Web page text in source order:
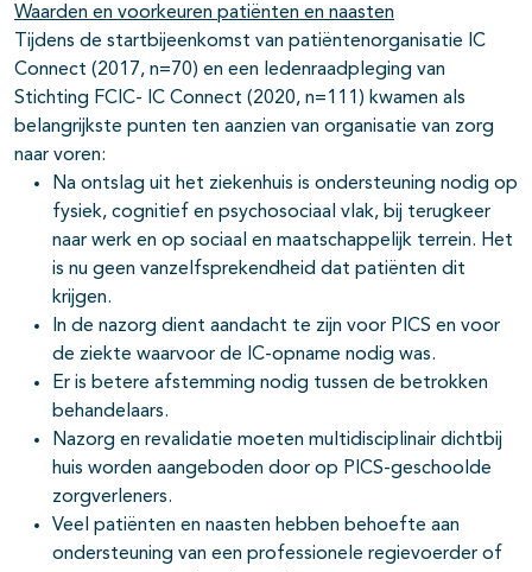
Waarden en voorkeuren patiënten en naasten
Tijdens de startbijeenkomst van patiëntenorganisatie IC
Connect (2017, n=70) en een ledenraadpleging van
Stichting FCIC- IC Connect (2020, n=111) kwamen als
belangrijkste punten ten aanzien van organisatie van zorg
naar voren:
Na ontslag uit het ziekenhuis is ondersteuning nodig op
fysiek, cognitief en psychosociaal vlak, bij terugkeer
naar werk en op sociaal en maatschappelijk terrein. Het
is nu geen vanzelfsprekendheid dat patiënten dit
krijgen.
In de nazorg dient aandacht te zijn voor PICS en voor
de ziekte waarvoor de IC-opname nodig was.
Er is betere afstemming nodig tussen de betrokken
behandelaars.
Nazorg en revalidatie moeten multidisciplinair dichtbij
huis worden aangeboden door op PICS-geschoolde
zorgverleners.
Veel patiënten en naasten hebben behoefte aan
ondersteuning van een professionele regievoerder of